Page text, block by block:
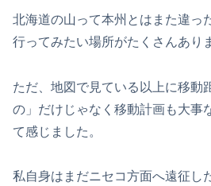
北海道の山って本州とはまた違っ
行ってみたい場所がたくさんあり
ただ、地図で見ている以上に移動
の」だけじゃなく移動計画も大事
て感じました。
私自身はまだニセコ方面へ遠征し